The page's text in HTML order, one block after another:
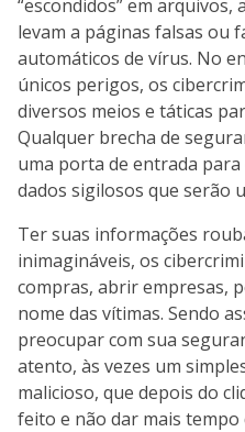
“escondidos” em
levam a páginas falsas ou
automáticos de vírus. No
únicos perigos, os
diversos meios e táticas
Qualquer brecha de
uma porta de entrada
dados sigilosos que serão
Ter suas informações
inimagináveis, os
compras, abrir empresas,
nome das vítimas. Sendo
preocupar com sua
atento, às vezes um
malicioso, que depois do
feito e não dar mais tempo